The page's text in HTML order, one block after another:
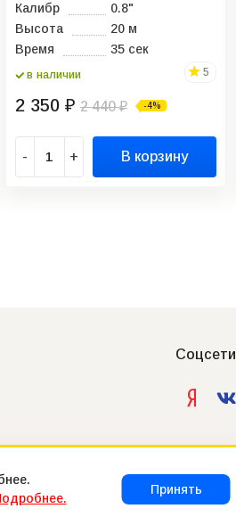
Калибр
0.8"
Высота
20 м
Время
35 сек
в наличии 5
2 350 ₽ 2 440₽ -4%
- + В корзину
Соцсети
Принять